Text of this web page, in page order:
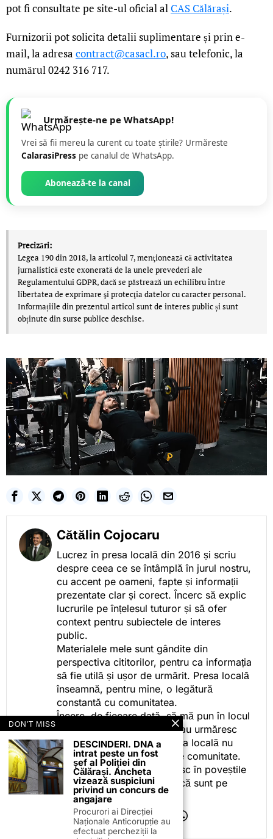
pot fi consultate pe site-ul oficial al CAS Călărași.
Furnizorii pot solicita detalii suplimentare și prin e-
mail, la adresa contract@casacl.ro, sau telefonic, la
numărul 0242 316 717.
Urmărește-ne pe WhatsApp!
Vrei să fii mereu la curent cu toate știrile? Urmăreste
CalarasiPress pe canalul de WhatsApp.
Abonează-te la canal
Precizări:
Legea 190 din 2018, la articolul 7, menţionează că activitatea
jurnalistică este exonerată de la unele prevederi ale
Regulamentului GDPR, dacă se păstrează un echilibru între
libertatea de exprimare şi protecţia datelor cu caracter personal.
Informațiile din prezentul articol sunt de interes public și sunt
obținute din surse publice deschise.
Cătălin Cojocaru
Lucrez în presa locală din 2016 și scriu
despre ceea ce se întâmplă în jurul nostru,
cu accent pe oameni, fapte și informații
prezentate clar și corect. Încerc să explic
lucrurile pe înțelesul tuturor și să ofer
context pentru subiectele de interes
public.
Materialele mele sunt gândite din
perspectiva cititorilor, pentru ca informația
să fie utilă și ușor de urmărit. Presa locală
înseamnă, pentru mine, o legătură
constantă cu comunitatea.
Încerc, de fiecare dată, să mă pun în locul
celor care citesc, privesc sau urmăresc
ceea ce fac. Pentru că presa locală nu
este despre mine, ci despre comunitate.
Iar dacă oamenii se regăsesc în poveștile
pe care le spun, înseamnă că sunt pe
drumul bun.
DON'T MISS
DESCINDERI. DNA a
intrat peste un fost
șef al Poliției din
Călărași. Ancheta
vizează suspiciuni
privind un concurs de
angajare
Procurori ai Direcției
Naționale Anticorupție au
efectuat percheziții la